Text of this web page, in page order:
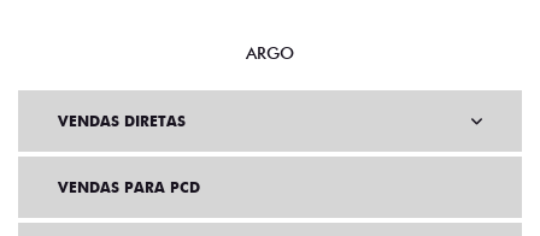
ARGO
VENDAS DIRETAS
VENDAS PARA PCD